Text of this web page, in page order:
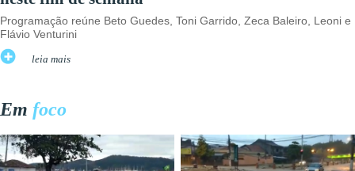
Programação reúne Beto Guedes, Toni Garrido, Zeca Baleiro, Leoni e
Flávio Venturini
leia mais
Em foco